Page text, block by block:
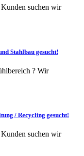
suchen wir
Stahlbau gesucht!
? Wir
/ Recycling gesucht!
suchen wir